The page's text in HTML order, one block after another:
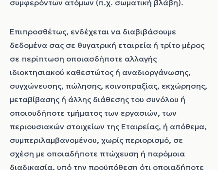
συμφερόντων ατόμων (π.χ. σωματική βλάβη).
Επιπροσθέτως, ενδέχεται να διαβιβάσουμε
δεδομένα σας σε θυγατρική εταιρεία ή τρίτο μέρος
σε περίπτωση οποιασδήποτε αλλαγής
ιδιοκτησιακού καθεστώτος ή αναδιοργάνωσης,
συγχώνευσης, πώλησης, κοινοπραξίας, εκχώρησης,
μεταβίβασης ή άλλης διάθεσης του συνόλου ή
οποιουδήποτε τμήματος των εργασιών, των
περιουσιακών στοιχείων της Εταιρείας, ή απόθεμα,
συμπεριλαμβανομένου, χωρίς περιορισμό, σε
σχέση με οποιαδήποτε πτώχευση ή παρόμοια
διαδικασία, υπό την προϋπόθεση ότι οποιαδήποτε